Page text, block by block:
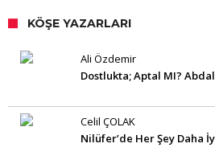
KÖŞE YAZARLARI
Ali Özdemir
Dostlukta; Aptal MI? Abdal
Celil ÇOLAK
Nilüfer’de Her Şey Daha